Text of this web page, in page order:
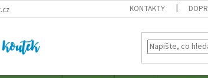
KONTAKTY